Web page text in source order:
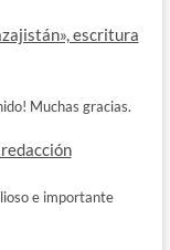
escritura
Muchas gracias.
e importante